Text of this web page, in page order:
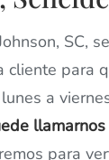
SC,
cliente para
a
para